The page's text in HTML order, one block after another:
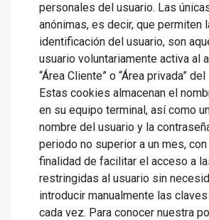
personales del usuario. Las
anónimas, es decir, que permiten
identificación del usuario, son
usuario voluntariamente activa al
“Área Cliente” o “Área privada”
Estas cookies almacenan el
en su equipo terminal, así como
nombre del usuario y la
periodo no superior a un mes,
finalidad de facilitar el acceso a
restringidas al usuario sin
introducir manualmente las
cada vez. Para conocer nuestra